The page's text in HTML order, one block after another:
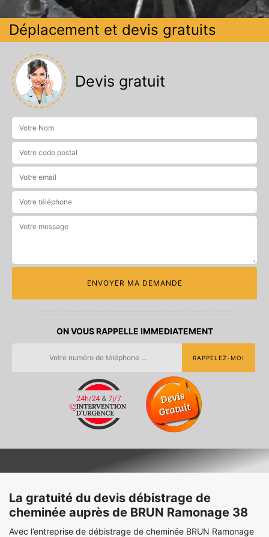
Déplacement et devis gratuits
Devis gratuit
ON VOUS RAPPELLE IMMEDIATEMENT
La gratuité du devis débistrage de
cheminée auprès de BRUN Ramonage 38
Avec l’entreprise de débistrage de cheminée BRUN Ramonage